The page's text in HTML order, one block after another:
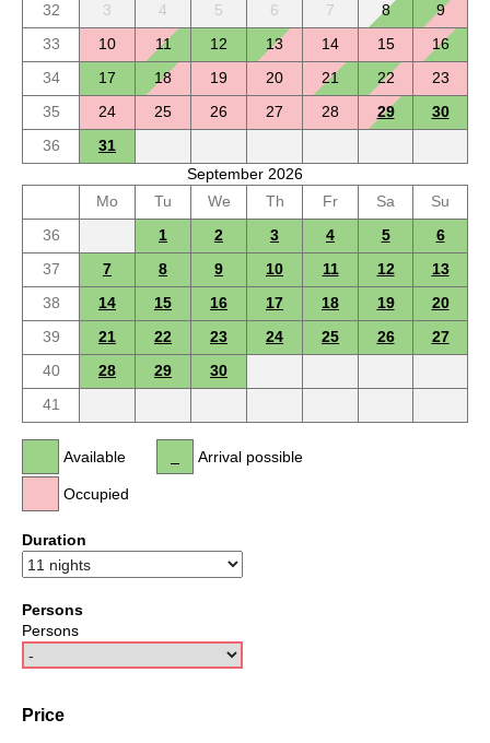
32
3 4 5 6 7 8
9
33
10 11 12 13 14 15
16
34
17 18 19 20 21 22
23
35
24 25 26 27 28 29
30
36
31
September 2026
Mo
Tu We Th Fr Sa
Su
36
1 2 3 4 5
6
37
7 8 9 10 11 12
13
38
14 15 16 17 18 19
20
39
21 22 23 24 25 26
27
40
28 29
30
41
Available
Occupied
Arrival possible
Duration
Persons
Persons
Price